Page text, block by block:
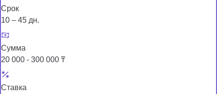
Срок
10 – 45 дн.
Сумма
20 000 - 300 000 ₸
Ставка